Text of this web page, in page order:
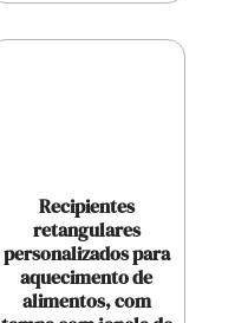
Recipientes
retangulares
personalizados para
aquecimento de
alimentos, com